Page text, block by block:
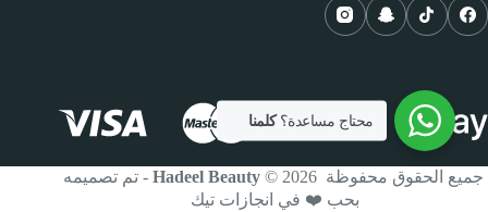
جميع الحقوق محفوظة Hadeel Beauty© 2026 -
تم تصميمه
بحب ❤️ في انجازات تيك
محتاج مساعدة؟كلمنا